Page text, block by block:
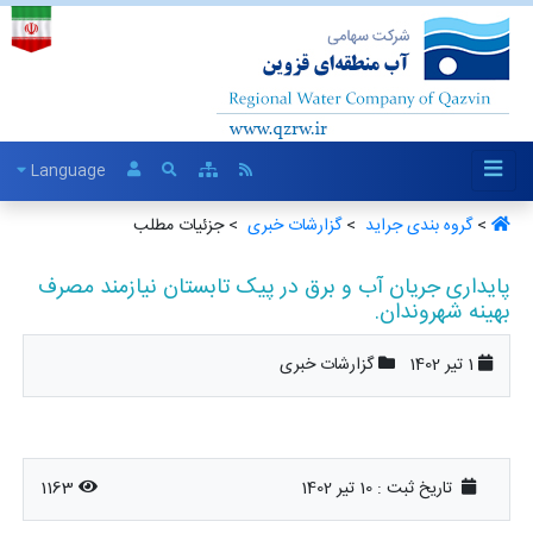
Language
>گروه بندی جراید ‏ >گزارشات خبری ‏ > جزئیات مطلب
پایداری جریان آب و برق در پیک تابستان نیازمند مصرف
بهینه شهروندان.
1 تیر 1402 گزارشات خبری
تاریخ ثبت :10 تیر 1402 1163